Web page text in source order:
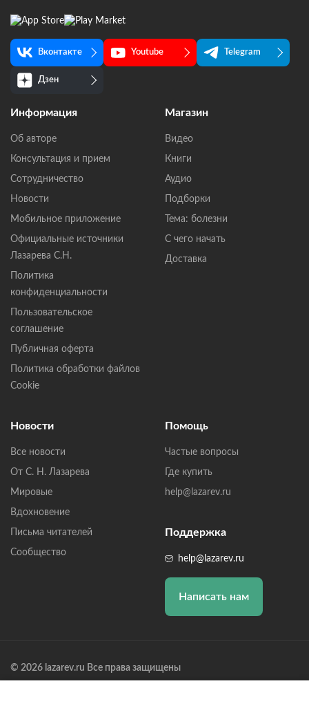
Вконтакте Youtube Telegram
Дзен
Информация
Об авторе
Консультация и прием
Сотрудничество
Новости
Мобильное приложение
Официальные источники
Лазарева С.Н.
Политика
конфиденциальности
Пользовательское
соглашение
Публичная оферта
Политика обработки файлов
Cookie
Магазин
Видео
Книги
Аудио
Подборки
Тема: болезни
С чего начать
Доставка
Новости
Все новости
От С. Н. Лазарева
Мировые
Вдохновение
Письма читателей
Сообщество
Помощь
Частые вопросы
Где купить
help@lazarev.ru
Поддержка
help@lazarev.ru
Написать нам
© 2026 lazarev.ru Все права защищены